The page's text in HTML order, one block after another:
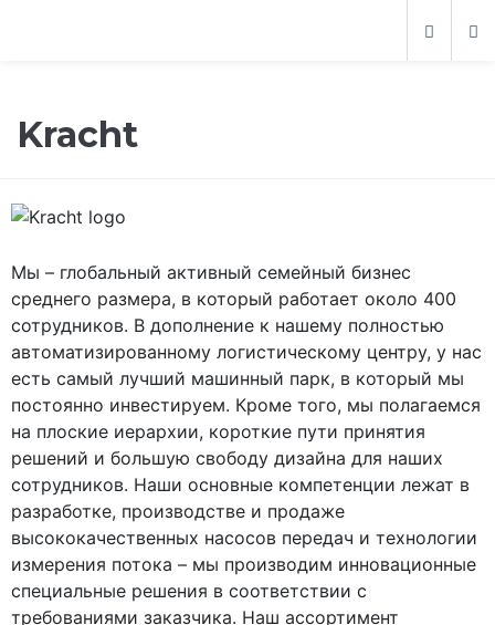
Kracht
Мы – глобальный активный семейный бизнес
среднего размера, в который работает около 400
сотрудников. В дополнение к нашему полностью
автоматизированному логистическому центру, у нас
есть самый лучший машинный парк, в который мы
постоянно инвестируем. Кроме того, мы полагаемся
на плоские иерархии, короткие пути принятия
решений и большую свободу дизайна для наших
сотрудников. Наши основные компетенции лежат в
разработке, производстве и продаже
высококачественных насосов передач и технологии
измерения потока – мы производим инновационные
специальные решения в соответствии с
требованиями заказчика. Наш ассортимент